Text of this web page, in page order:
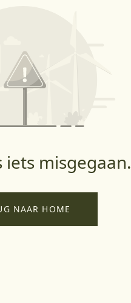
iets misgegaan.
NAAR HOME